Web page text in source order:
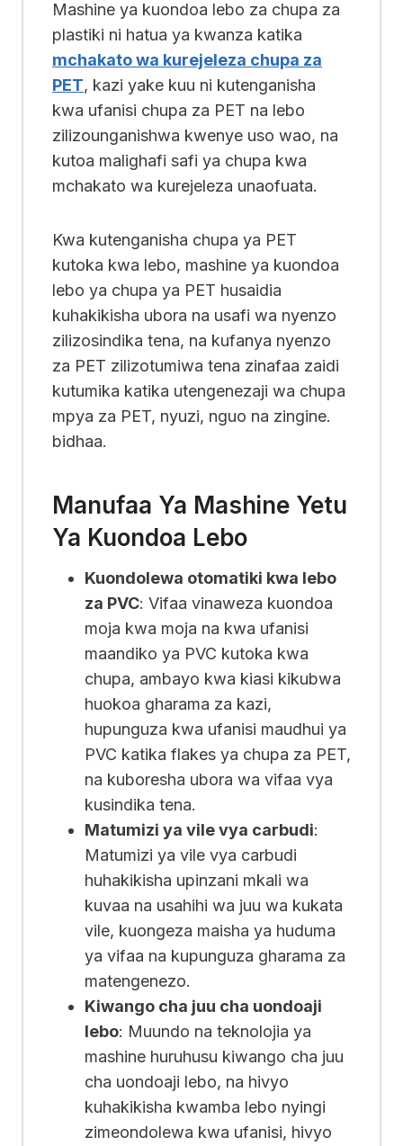
Mashine ya kuondoa lebo za chupa za
plastiki ni hatua ya kwanza katika
mchakato wa kurejeleza chupa za
PET, kazi yake kuu ni kutenganisha
kwa ufanisi chupa za PET na lebo
zilizounganishwa kwenye uso wao, na
kutoa malighafi safi ya chupa kwa
mchakato wa kurejeleza unaofuata.
Kwa kutenganisha chupa ya PET
kutoka kwa lebo, mashine ya kuondoa
lebo ya chupa ya PET husaidia
kuhakikisha ubora na usafi wa nyenzo
zilizosindika tena, na kufanya nyenzo
za PET zilizotumiwa tena zinafaa zaidi
kutumika katika utengenezaji wa chupa
mpya za PET, nyuzi, nguo na zingine.
bidhaa.
Manufaa Ya Mashine Yetu
Ya Kuondoa Lebo
Kuondolewa otomatiki kwa lebo
za PVC: Vifaa vinaweza kuondoa
moja kwa moja na kwa ufanisi
maandiko ya PVC kutoka kwa
chupa, ambayo kwa kiasi kikubwa
huokoa gharama za kazi,
hupunguza kwa ufanisi maudhui ya
PVC katika flakes ya chupa za PET,
na kuboresha ubora wa vifaa vya
kusindika tena.
Matumizi ya vile vya carbudi:
Matumizi ya vile vya carbudi
huhakikisha upinzani mkali wa
kuvaa na usahihi wa juu wa kukata
vile, kuongeza maisha ya huduma
ya vifaa na kupunguza gharama za
matengenezo.
Kiwango cha juu cha uondoaji
lebo: Muundo na teknolojia ya
mashine huruhusu kiwango cha juu
cha uondoaji lebo, na hivyo
kuhakikisha kwamba lebo nyingi
zimeondolewa kwa ufanisi, hivyo